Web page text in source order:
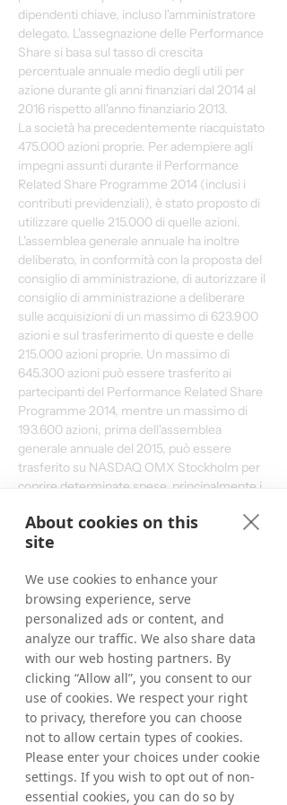
dipendenti chiave, incluso l'amministratore
delegato. L'assegnazione delle Performance
Share si basa sul tasso di crescita
percentuale annuale medio degli utili per
azione durante gli anni finanziari dal 2014 al
2016 rispetto all'anno finanziario 2013.
La società ha precedentemente riacquistato
475.000 azioni proprie. Per adempiere agli
impegni assunti durante il Performance
Related Share Programme 2014 (inclusi i
contributi previdenziali), è stato proposto di
utilizzare quelle 215.000 di quelle azioni.
L'assemblea generale annuale ha inoltre
deliberato, in conformità con la proposta del
consiglio di amministrazione, di autorizzare il
consiglio di amministrazione a deliberare
sulle acquisizioni di un massimo di 623.900
azioni e sul trasferimento di queste e delle
215.000 azioni proprie. Un massimo di
645.300 azioni può essere trasferito ai
partecipanti del Performance Related Share
Programme 2014, mentre un massimo di
193.600 azioni, prima dell'assemblea
generale annuale del 2015, può essere
trasferito su NASDAQ OMX Stockholm per
coprire determinate spese, principalmente i
Per i dettagli completi di ciascuna proposta
fare riferimento a www.tradedoubler.com
Per ulteriori informazioni, contattare:
Matthias Stadelmeyer, Presidente e CEO ad
interim
Telefono: +49 (0)89 2158 72 290
E-mail:
matthias.stadelmeyer@tradedoubler.com
Informazioni su Tradedoubler
Tradedoubler è un leader internazionale nel
marketing digitale e nella tecnologia basati
About cookies on this
site
We use cookies to enhance your
browsing experience, serve
personalized ads or content, and
analyze our traffic. We also share data
with our web hosting partners. By
clicking “Allow all”, you consent to our
use of cookies. We respect your right
to privacy, therefore you can choose
not to allow certain types of cookies.
Please enter your choices under cookie
settings. If you wish to opt out of non-
essential cookies, you can do so by